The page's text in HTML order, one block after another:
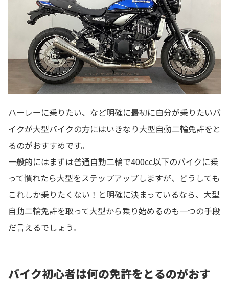
ハーレーに乗りたい、など明確に最初に自分が乗りたいバ
イクが大型バイクの方にはいきなり大型自動二輪免許をと
るのがおすすめです。
一般的にはまずは普通自動二輪で400cc以下のバイクに乗
って慣れたら大型をステップアップしますが、どうしても
これしか乗りたくない！と明確に決まっているなら、大型
自動二輪免許を取って大型から乗り始めるのも一つの手段
だ言えるでしょう。
バイク初心者は何の免許をとるのがおす